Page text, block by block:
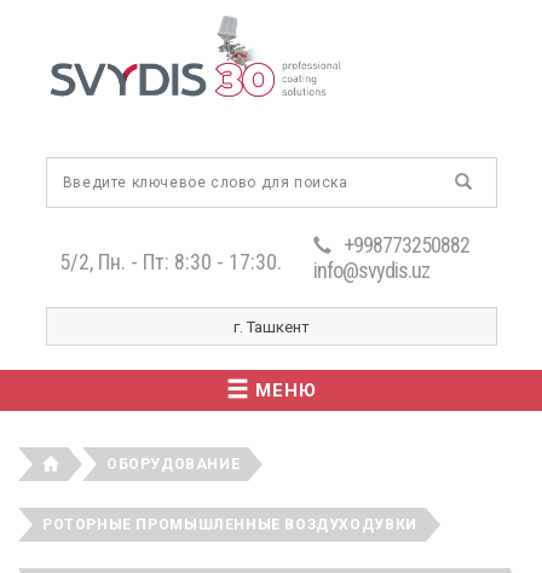
5/2, Пн. - Пт: 8:30 - 17:30.
+998773250882
info@svydis.uz
г. Ташкент
МЕНЮ
ОБОРУДОВАНИЕ
РОТОРНЫЕ ПРОМЫШЛЕННЫЕ ВОЗДУХОДУВКИ